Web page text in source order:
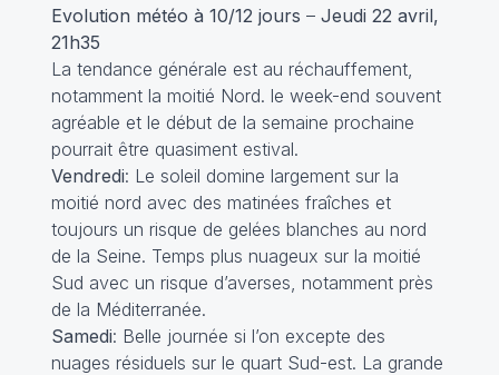
Evolution météo à 10/12 jours – Jeudi 22 avril,
21h35
La tendance générale est au réchauffement,
notamment la moitié Nord. le week-end souvent
agréable et le début de la semaine prochaine
pourrait être quasiment estival.
Vendredi: Le soleil domine largement sur la
moitié nord avec des matinées fraîches et
toujours un risque de gelées blanches au nord
de la Seine. Temps plus nuageux sur la moitié
Sud avec un risque d’averses, notamment près
de la Méditerranée.
Samedi: Belle journée si l’on excepte des
nuages résiduels sur le quart Sud-est. La grande